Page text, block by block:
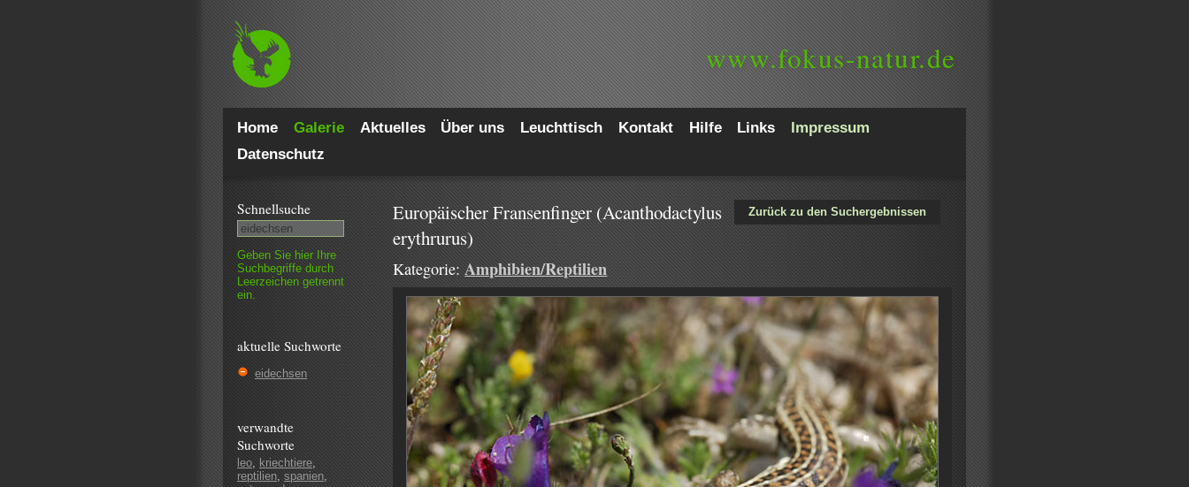
www.fokus-natur.de
Home Galerie Aktuelles Über uns Leuchttisch Kontakt Hilfe Links
Impressum
Datenschutz
Schnell­suche
Geben Sie hier Ihre
Such­begriffe durch
Leer­zeichen getrennt
ein.
aktuelle Suchworte
eidechsen
verwandte
Suchworte
leo, kriechtiere,
reptilien, spanien,
Zurück zu den Suchergebnissen
Europäischer Fransenfinger (Acanthodactylus
erythrurus)
Kategorie:Amphibien/Reptilien